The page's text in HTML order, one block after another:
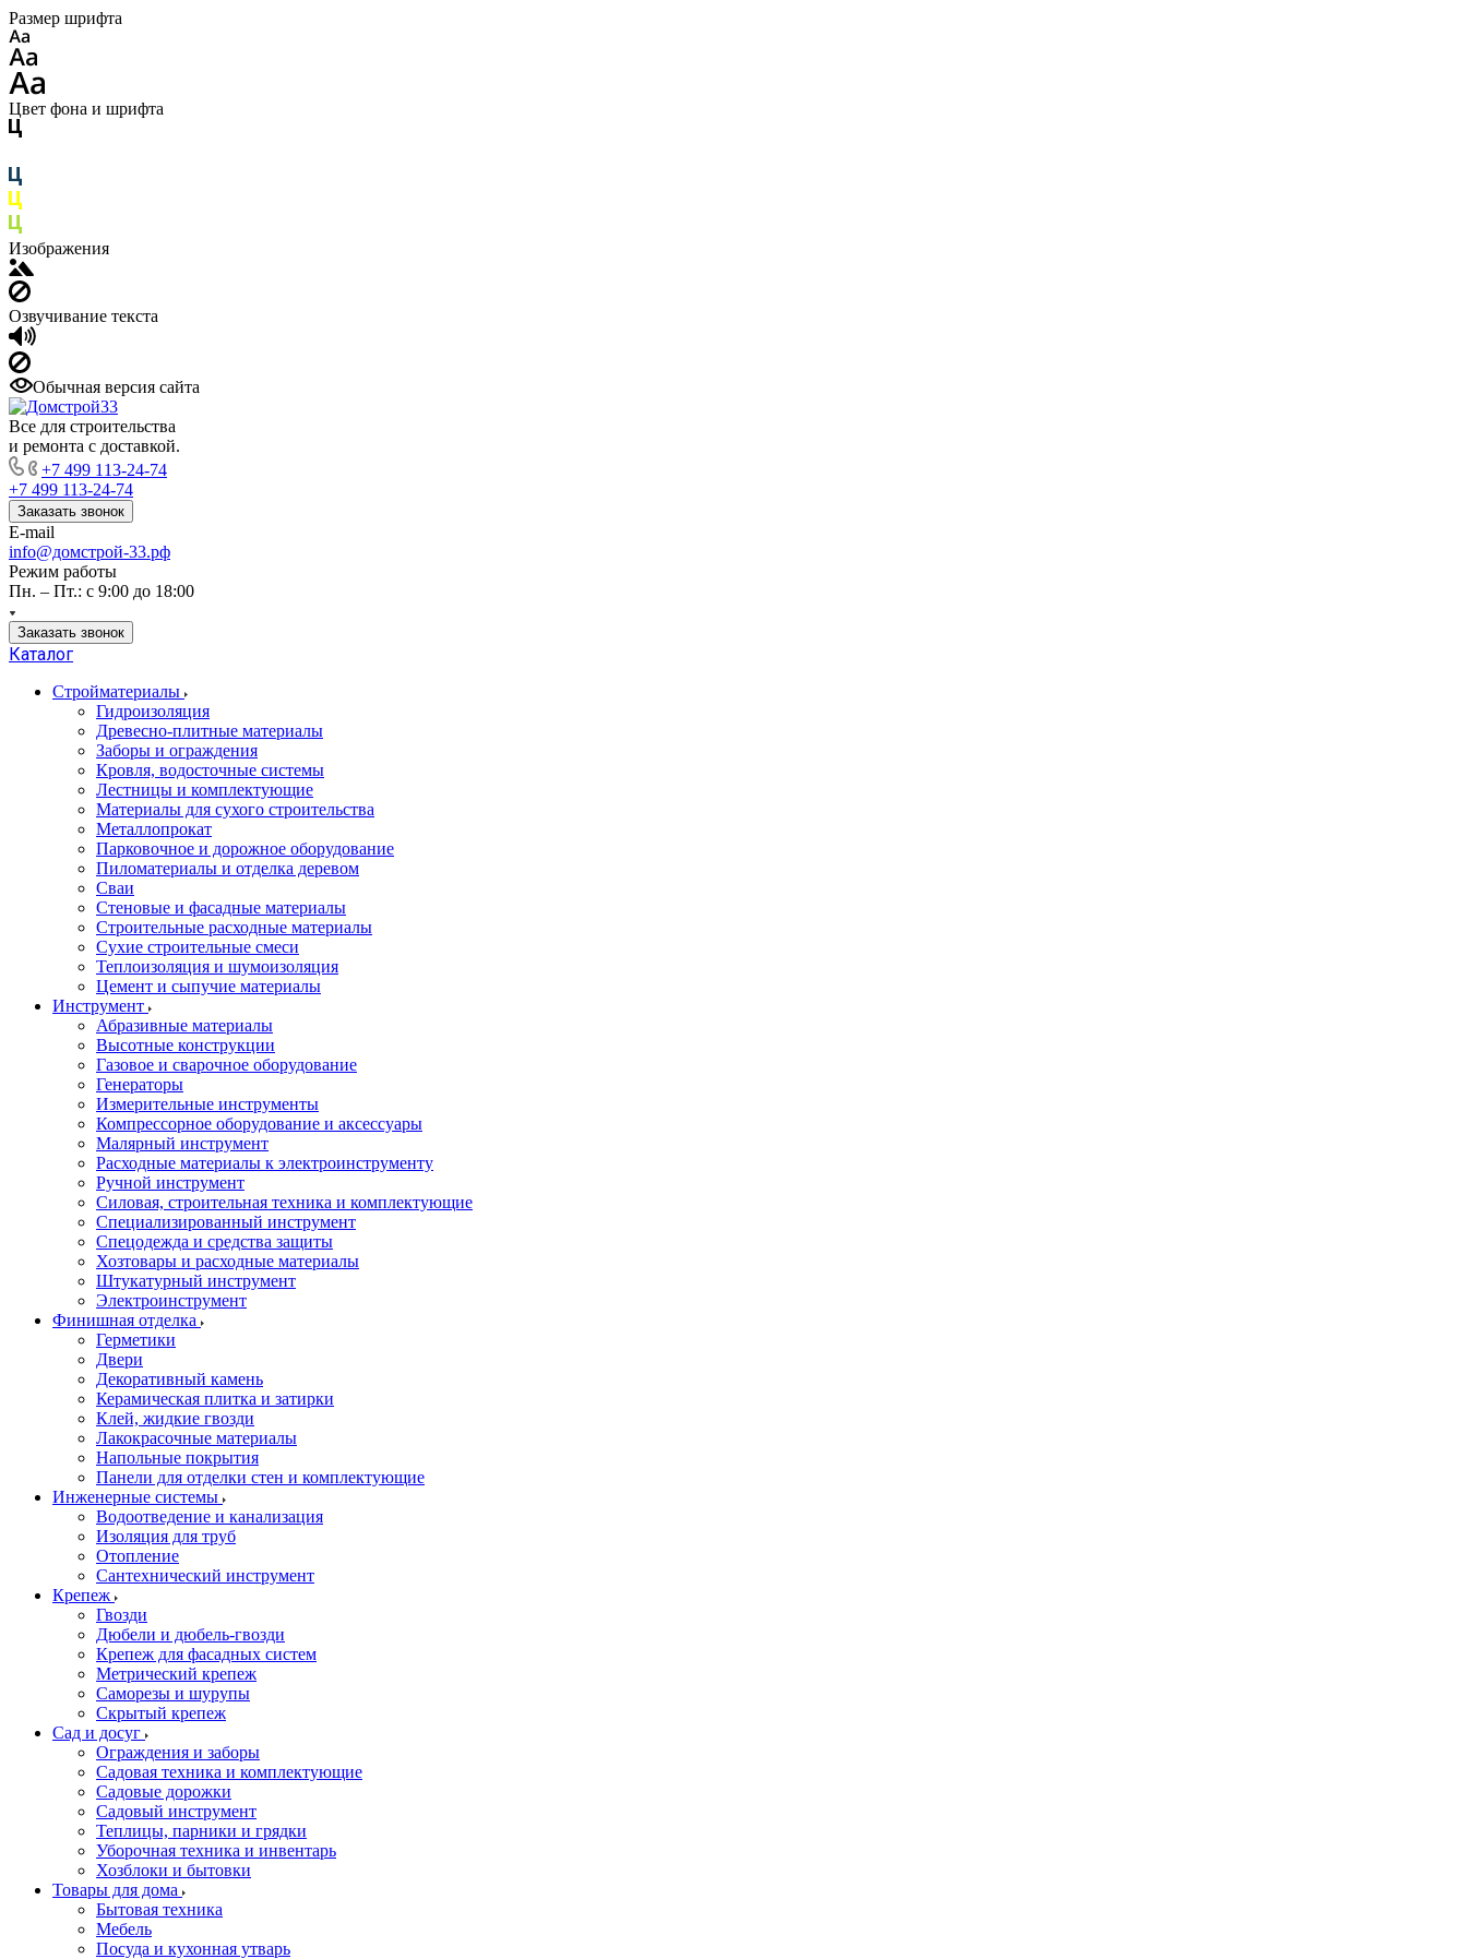
Размер шрифта
Цвет фона и шрифта
Изображения
Озвучивание текста
Обычная версия сайта
Все для строительства
и ремонта с доставкой.
+7 499 113-24-74
+7 499 113-24-74
Заказать звонок
E-mail
info@домстрой-33.рф
Режим работы
Пн. – Пт.: с 9:00 до 18:00
Заказать звонок
Каталог
Стройматериалы
Гидроизоляция
Древесно-плитные материалы
Заборы и ограждения
Кровля, водосточные системы
Лестницы и комплектующие
Материалы для сухого строительства
Металлопрокат
Парковочное и дорожное оборудование
Пиломатериалы и отделка деревом
Сваи
Стеновые и фасадные материалы
Строительные расходные материалы
Сухие строительные смеси
Теплоизоляция и шумоизоляция
Цемент и сыпучие материалы
Инструмент
Абразивные материалы
Высотные конструкции
Газовое и сварочное оборудование
Генераторы
Измерительные инструменты
Компрессорное оборудование и аксессуары
Малярный инструмент
Расходные материалы к электроинструменту
Ручной инструмент
Силовая, строительная техника и комплектующие
Специализированный инструмент
Спецодежда и средства защиты
Хозтовары и расходные материалы
Штукатурный инструмент
Электроинструмент
Финишная отделка
Герметики
Двери
Декоративный камень
Керамическая плитка и затирки
Клей, жидкие гвозди
Лакокрасочные материалы
Напольные покрытия
Панели для отделки стен и комплектующие
Инженерные системы
Водоотведение и канализация
Изоляция для труб
Отопление
Сантехнический инструмент
Крепеж
Гвозди
Дюбели и дюбель-гвозди
Крепеж для фасадных систем
Метрический крепеж
Саморезы и шурупы
Скрытый крепеж
Сад и досуг
Ограждения и заборы
Садовая техника и комплектующие
Садовые дорожки
Садовый инструмент
Теплицы, парники и грядки
Уборочная техника и инвентарь
Хозблоки и бытовки
Товары для дома
Бытовая техника
Мебель
Посуда и кухонная утварь